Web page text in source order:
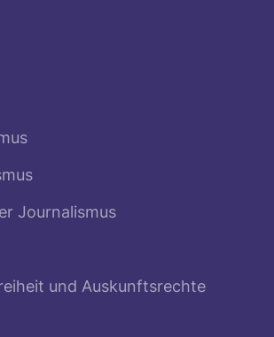
Journalismus
und Auskunftsrechte